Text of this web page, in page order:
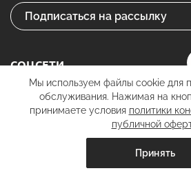
добавить в корзину
СОЦСЕТИ
Мы используем файлы cookie для
обслуживания. Нажимая на
принимаете условия политики
публичной
Принять